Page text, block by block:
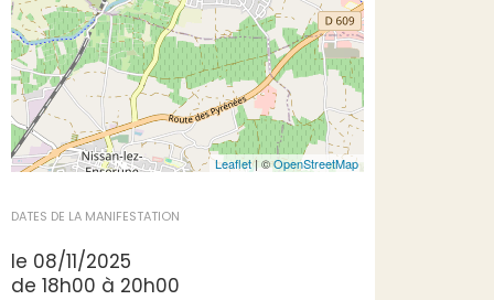
Leaflet| ©OpenStreetMap
DATES DE LA MANIFESTATION
le 08/11/2025
de 18h00 à 20h00